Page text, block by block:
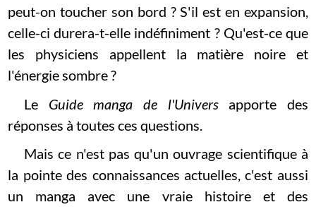
peut-on toucher son bord ? S'il est en expansion,
celle-ci durera-t-elle indéfiniment ? Qu'est-ce que
les physiciens appellent la matière noire et
l'énergie sombre ?
Le Guide manga de l'Universapporte des
réponses à toutes ces questions.
Mais ce n'est pas qu'un ouvrage scientifique à
la pointe des connaissances actuelles, c'est aussi
un manga avec une vraie histoire et des